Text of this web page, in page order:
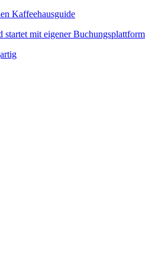
Kaffeehausguide
mit eigener Buchungsplattform